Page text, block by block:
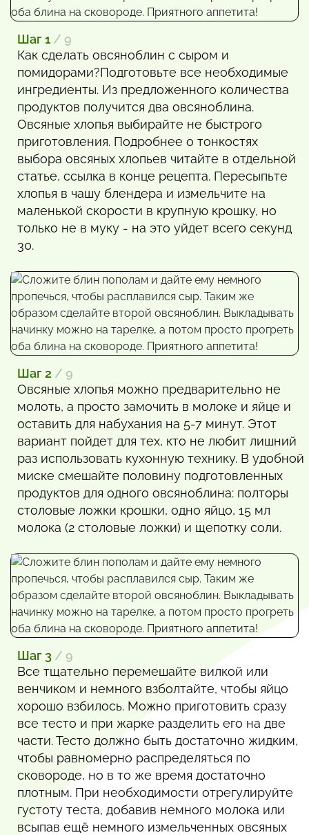
Шаг 1 / 9
Как сделать овсяноблин с сыром и
помидорами?Подготовьте все необходимые
ингредиенты. Из предложенного количества
продуктов получится два овсяноблина.
Овсяные хлопья выбирайте не быстрого
приготовления. Подробнее о тонкостях
выбора овсяных хлопьев читайте в отдельной
статье, ссылка в конце рецепта. Пересыпьте
хлопья в чашу блендера и измельчите на
маленькой скорости в крупную крошку, но
только не в муку - на это уйдет всего секунд
30.
Шаг 2 / 9
Овсяные хлопья можно предварительно не
молоть, а просто замочить в молоке и яйце и
оставить для набухания на 5-7 минут. Этот
вариант пойдет для тех, кто не любит лишний
раз использовать кухонную технику. В удобной
миске смешайте половину подготовленных
продуктов для одного овсяноблина: полторы
столовые ложки крошки, одно яйцо, 15 мл
молока (2 столовые ложки) и щепотку соли.
Шаг 3 / 9
Все тщательно перемешайте вилкой или
венчиком и немного взболтайте, чтобы яйцо
хорошо взбилось. Можно приготовить сразу
все тесто и при жарке разделить его на две
части. Тесто должно быть достаточно жидким,
чтобы равномерно распределяться по
сковороде, но в то же время достаточно
плотным. При необходимости отрегулируйте
густоту теста, добавив немного молока или
всыпав ещё немного измельченных овсяных